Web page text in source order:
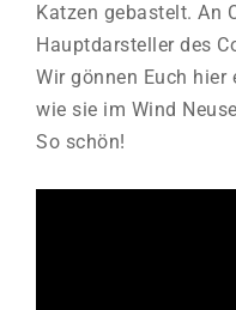
Katzen gebastelt. An
Hauptdarsteller des
Wir gönnen Euch hier
wie sie im Wind
So schön!